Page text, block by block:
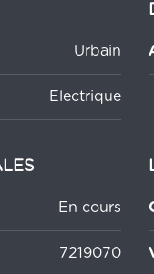
Urbain
Electrique
En cours
7219070